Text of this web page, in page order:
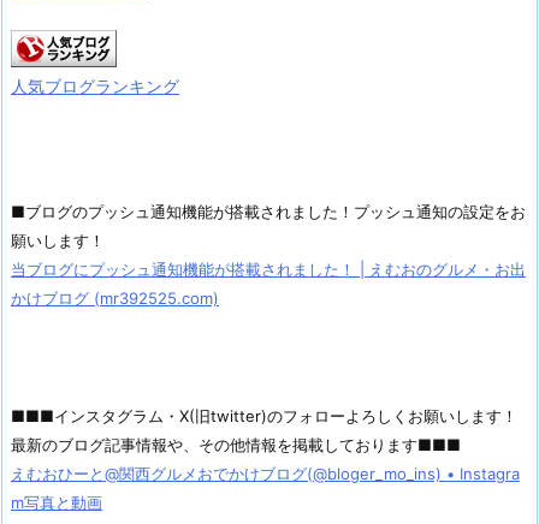
人気ブログランキング
■ブログのプッシュ通知機能が搭載されました！プッシュ通知の設定をお
願いします！
当ブログにプッシュ通知機能が搭載されました！ | えむおのグルメ・お出
かけブログ (mr392525.com)
■■■インスタグラム・X(旧twitter)のフォローよろしくお願いします！
最新のブログ記事情報や、その他情報を掲載しております■■■
えむおひーと@関西グルメおでかけブログ(@bloger_mo_ins) • Instagra
m写真と動画